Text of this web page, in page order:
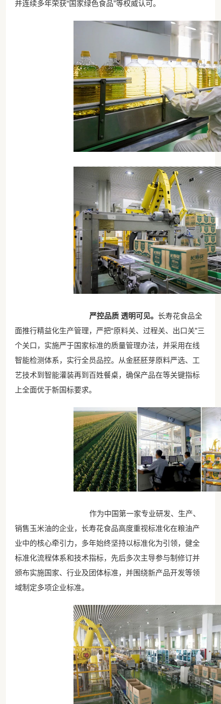
并连续多年荣获“国家绿色食品”等权威认可。
严控品质 透明可见。 长寿花食品全
面推行精益化生产管理，严把“原料关、过程关、出口关”三
个关口，实施严于国家标准的质量管理办法，并采用在线
智能检测体系，实行全员品控。从金胚胚芽原料严选、工
艺技术到智能灌装再到百姓餐桌，确保产品在等关键指标
上全面优于新国标要求。
作为中国第一家专业研发、生产、
销售玉米油的企业，长寿花食品高度重视标准化在粮油产
业中的核心牵引力，多年始终坚持以标准化为引领，健全
标准化流程体系和技术指标，先后多次主导参与制修订并
颁布实施国家、行业及团体标准，并围绕新产品开发等领
域制定多项企业标准。